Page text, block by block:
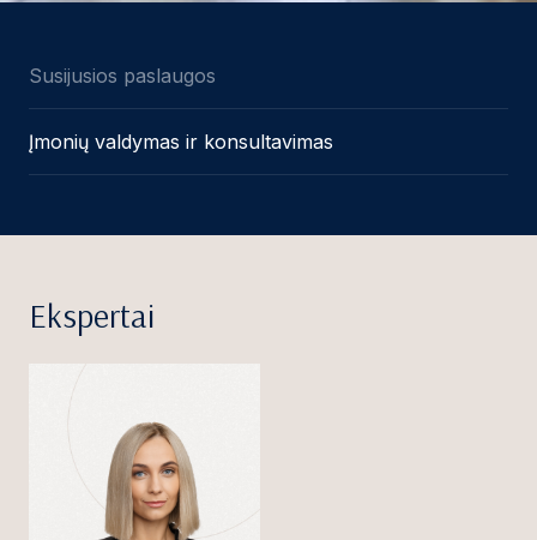
Susijusios paslaugos
Įmonių valdymas ir konsultavimas
Ekspertai